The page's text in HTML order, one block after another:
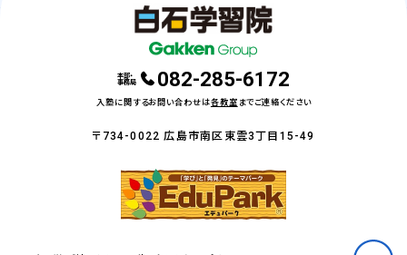
本部・
事務局 082-285-6172
入塾に関するお問い合わせは各教室 までご連絡ください
〒734-0022 広島市南区東雲3丁目15-49